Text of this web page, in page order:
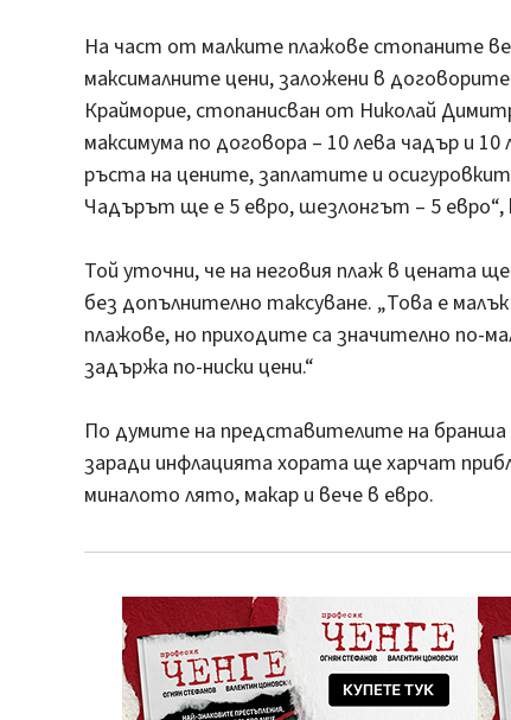
На част от малките плажове стопаните
максималните цени, заложени в
Крайморие, стопанисван от Николай
максимума по договора – 10 лева чадър и
ръста на цените, заплатите и
Чадърът ще е 5 евро, шезлонгът – 5
Той уточни, че на неговия плаж в цената
без допълнително таксуване. „Това е
плажове, но приходите са значително по-
задържа по-ниски цени.“
По думите на представителите на
заради инфлацията хората ще харчат
миналото лято, макар и вече в евро.